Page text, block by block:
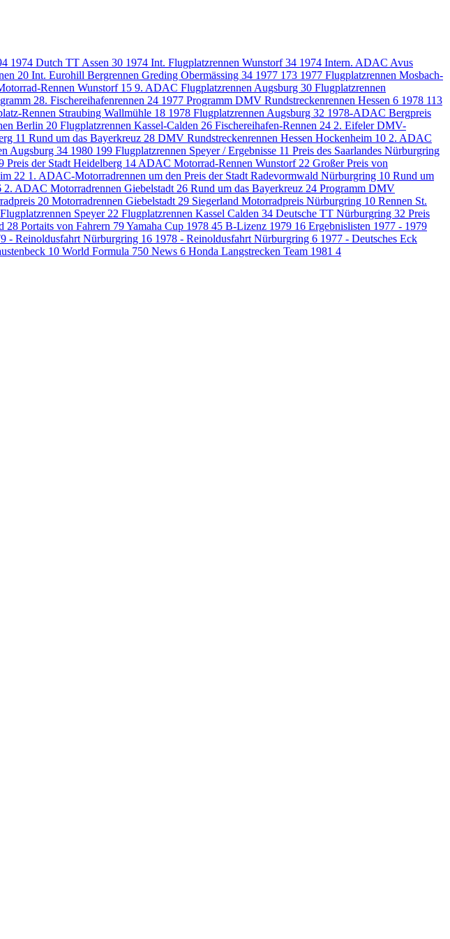
1974 Dutch TT Assen 30 1974 Int. Flugplatzrennen Wunstorf34 1974 Intern. ADAC Avus
20 Int. Eurohill Bergrennen Greding Obermässing 34 1977 173 1977 Flugplatzrennen Mosbach-
Rennen Wunstorf 15 9. ADAC Flugplatzrennen Augsburg 30 Flugplatzrennen
28. Fischereihafenrennen 24 1977 Programm DMV Rundstreckenrennen Hessen 6 1978 113
Rennen Straubing Wallmühle 18 1978 Flugplatzrennen Augsburg 32 1978-ADAC Bergpreis
Berlin 20 Flugplatzrennen Kassel-Calden 26 Fischereihafen-Rennen 24 2. Eifeler DMV-
11 Rund um das Bayerkreuz 28 DMV Rundstreckenrennen Hessen Hockenheim 10 2. ADAC
Augsburg 34 1980 199 Flugplatzrennen Speyer / Ergebnisse 11 Preis des Saarlandes Nürburgring
Preis der Stadt Heidelberg 14 ADAC Motorrad-Rennen Wunstorf 22 Großer Preis von
22 1. ADAC-Motorradrennen um den Preis der Stadt Radevormwald Nürburgring 10 Rund um
2. ADAC Motorradrennen Giebelstadt 26 Rund um das Bayerkreuz 24 Programm DMV
20 Motorradrennen Giebelstadt 29 Siegerland Motorradpreis Nürburgring 10 Rennen St.
Flugplatzrennen Speyer 22 Flugplatzrennen Kassel Calden 34 Deutsche TT Nürburgring 32 Preis
28 Portaits von Fahrern 79Yamaha Cup 1978 45 B-Lizenz 1979 16 Ergebnislisten 1977 - 1979
- Reinoldusfahrt Nürburgring 16 1978 - Reinoldusfahrt Nürburgring 6 1977 - Deutsches Eck
10 World Formula 750 News 6 Honda Langstrecken Team 1981 4